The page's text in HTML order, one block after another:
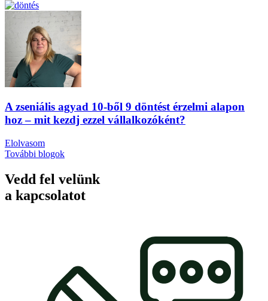
A zseniális agyad 10-ből 9 döntést érzelmi alapon
hoz – mit kezdj ezzel vállalkozóként?
Elolvasom
További blogok
Vedd fel velünk
a kapcsolatot